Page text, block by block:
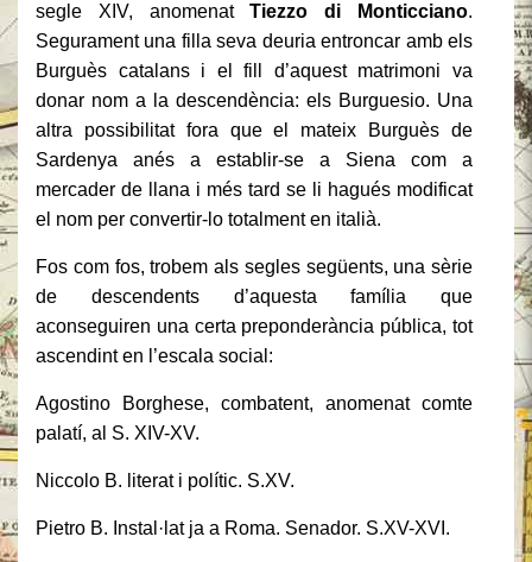
segle XIV, anomenatTiezzo di Monticciano.
Segurament una filla seva deuria entroncar amb els
Burguès catalans i el fill d’aquest matrimoni va
donar nom a la descendència: els Burguesio. Una
altra possibilitat fora que el mateix Burguès de
Sardenya anés a establir-se a Siena com a
mercader de llana i més tard se li hagués modificat
el nom per convertir-lo totalment en italià.
Fos com fos, trobem als segles següents, una sèrie
de descendents d’aquesta família que
aconseguiren una certa preponderància pública, tot
ascendint en l’escala social:
Agostino Borghese, combatent, anomenat comte
palatí, al S. XIV-XV.
Niccolo B. literat i polític. S.XV.
Pietro B. Instal·lat ja a Roma. Senador. S.XV-XVI.